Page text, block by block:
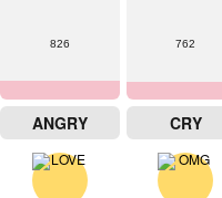
826
ANGRY
762
CRY